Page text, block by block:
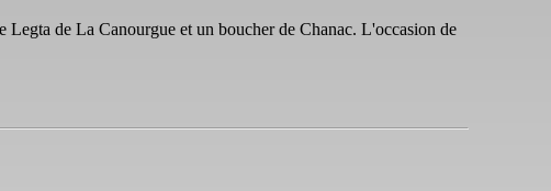
de La Canourgue et un boucher de Chanac. L'occasion de